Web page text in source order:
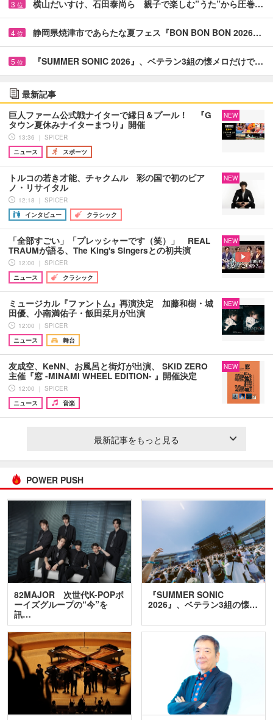
3 位 横山だいすけ、石田泰尚ら 親子で楽しむ”うた”から圧巻…
4 位 静岡県焼津市であらたな夏フェス『BON BON BON 2026…
5 位 『SUMMER SONIC 2026』、ベテラン3組の懐メロだけで…
最新記事
巨人ファーム公式戦ナイターで縁日＆プール！ 『G
タウン夏休みナイターまつり』開催
13:36 ｜ SPICER
ニュース
スポーツ
NEW
トルコの若き才能、チャクムル 彩の国で初のピア
ノ・リサイタル
12:18 ｜ SPICER
インタビュー
クラシック
NEW
「全部すごい」「プレッシャーです（笑）」 REAL
TRAUMが語る、The King's Singersとの初共演
12:00 ｜ SPICER
ニュース
クラシック
NEW
ミュージカル『ファントム』再演決定 加藤和樹・城
田優、小南満佑子・飯田栞月が出演
12:00 ｜ SPICER
ニュース
舞台
NEW
友成空、KeNN、お風呂と街灯が出演、 SKID ZERO
主催『窓 -MINAMI WHEEL EDITION- 』開催決定
12:00 ｜ SPICER
ニュース
音楽
NEW
最新記事をもっと見る
POWER PUSH
82MAJOR 次世代K-POPボ
ーイズグループの“今”を
訊…
『SUMMER SONIC
2026』、ベテラン3組の懐…